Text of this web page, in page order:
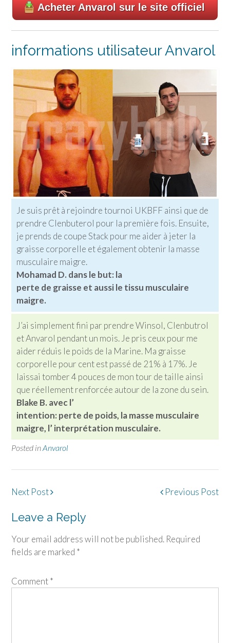
Acheter Anvarol sur le site officiel
informations utilisateur Anvarol
Je suis prêt à rejoindre tournoi UKBFF ainsi que de
prendre Clenbuterol pour la première fois. Ensuite,
je prends de coupe Stack pour me aider à jeter la
graisse corporelle et également obtenir la masse
musculaire maigre.
Mohamad D. dans le but: la
perte de graisse et aussi le tissu musculaire
maigre.
J’ai simplement fini par prendre Winsol, Clenbutrol
et Anvarol pendant un mois. Je pris ceux pour me
aider réduis le poids de la Marine. Ma graisse
corporelle pour cent est passé de 21% à 17%. Je
laissai tomber 4 pouces de mon tour de taille ainsi
que réellement renforcée autour de la zone du sein.
Blake B. avec l’
intention: perte de poids, la masse musculaire
maigre, l’ interprétation musculaire.
Posted inAnvarol
Post
Previous Post
Next Post
Leave a Reply
Your email address will not be published. Required
fields are marked *
Comment*